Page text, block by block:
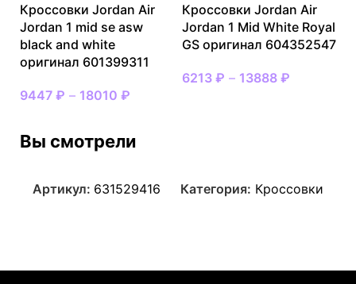
Кроссовки Jordan Air
Jordan 1 mid se asw
black and white
оригинал 601399311
9447 ₽ – 18010 ₽
Кроссовки Jordan Air
Jordan 1 Mid White Royal
GS оригинал 604352547
6213 ₽ – 13888 ₽
Вы смотрели
Артикул: 631529416 Категория: Кроссовки